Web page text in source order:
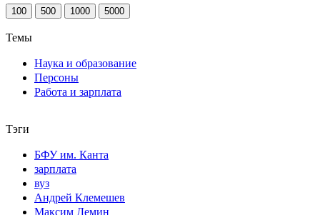
100 500 1000 5000
Темы
Наука и образование
Персоны
Работа и зарплата
Тэги
БФУ им. Канта
зарплата
вуз
Андрей Клемешев
Максим Демин